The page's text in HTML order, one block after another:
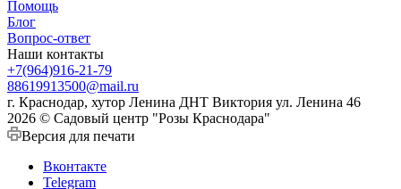
Помощь
Блог
Вопрос-ответ
Наши контакты
+7(964)916-21-79
88619913500@mail.ru
г. Краснодар, хутор Ленина ДНТ Виктория ул. Ленина 46
2026 © Садовый центр "Розы Краснодара"
Версия для печати
Вконтакте
Telegram